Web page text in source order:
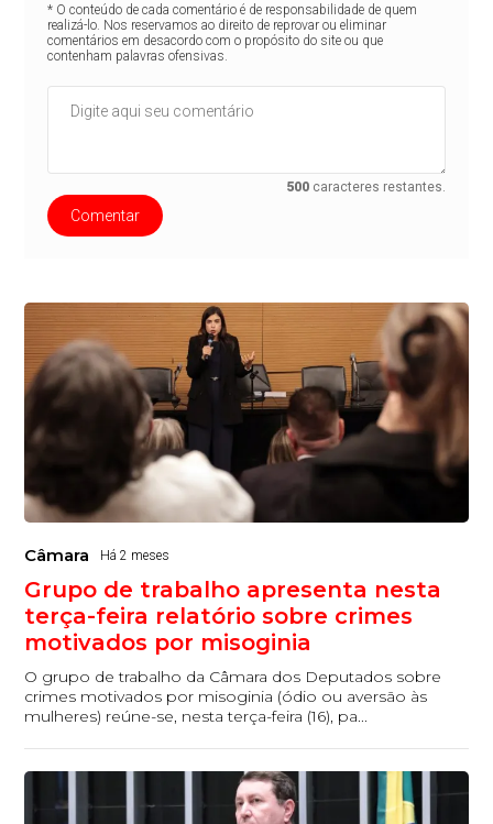
* O conteúdo de cada comentário é de responsabilidade de quem
realizá-lo. Nos reservamos ao direito de reprovar ou eliminar
comentários em desacordo com o propósito do site ou que
contenham palavras ofensivas.
500 caracteres restantes.
Comentar
Câmara Há 2 meses
Grupo de trabalho apresenta nesta
terça-feira relatório sobre crimes
motivados por misoginia
O grupo de trabalho da Câmara dos Deputados sobre
crimes motivados por misoginia (ódio ou aversão às
mulheres) reúne-se, nesta terça-feira (16), pa...